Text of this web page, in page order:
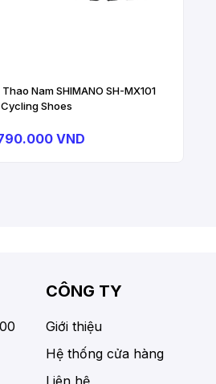
Nam SHIMANO SH-MX101
Cycling Shoes
VND
CÔNG TY
Giới thiệu
Hệ thống cửa hàng
Liên hệ